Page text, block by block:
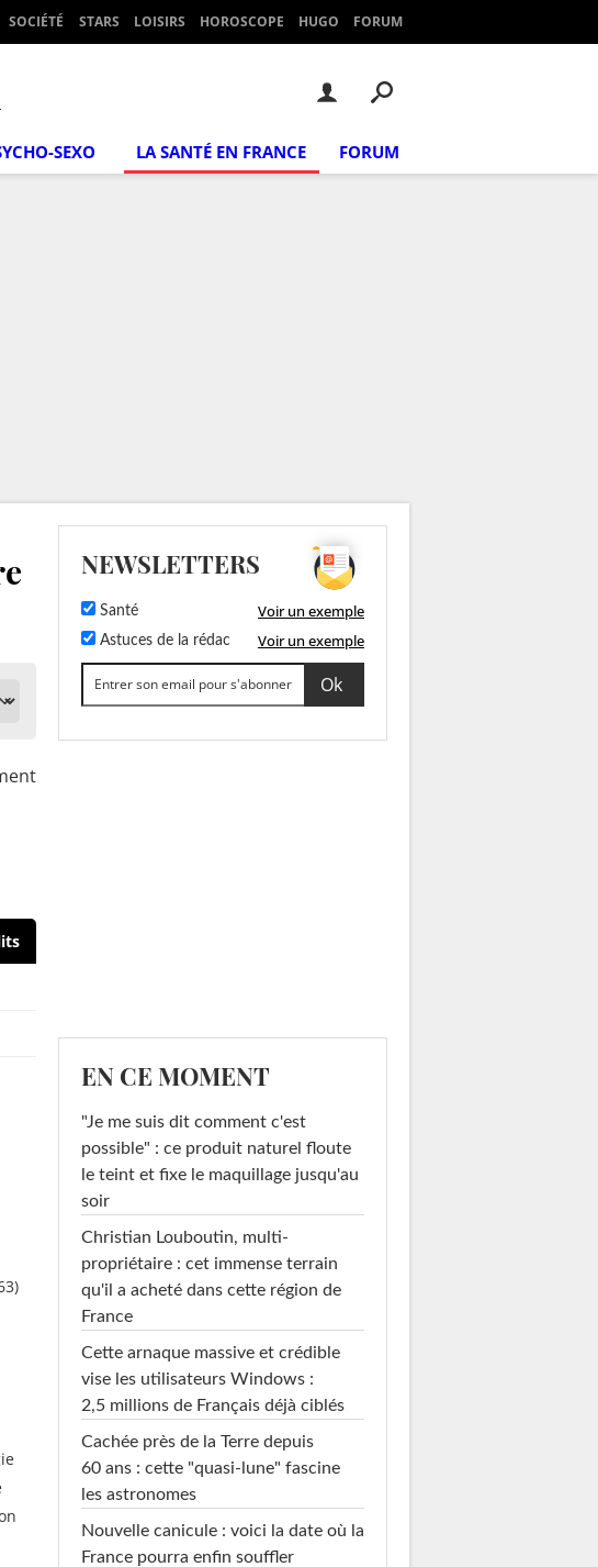
SOCIÉTÉ STARS LOISIRS HOROSCOPE HUGO FORUM
SEXO LA SANTÉ EN FRANCE FORUM
(63)
NEWSLETTERS
Santé Voir un exemple
Astuces de la rédac Voir un exemple
EN CE MOMENT
"Je me suis dit comment c'est
possible" : ce produit naturel floute
le teint et fixe le maquillage jusqu'au
soir
Christian Louboutin, multi-
propriétaire : cet immense terrain
qu'il a acheté dans cette région de
France
Cette arnaque massive et crédible
vise les utilisateurs Windows :
2,5 millions de Français déjà ciblés
Cachée près de la Terre depuis
60 ans : cette "quasi-lune" fascine
les astronomes
Nouvelle canicule : voici la date où la
France pourra enfin souffler